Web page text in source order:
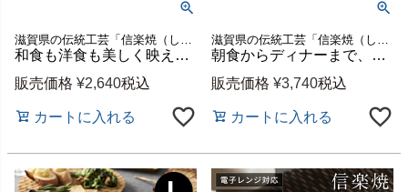
和食も洋食も美しく映える 信楽焼 割れ粉引 カレー皿[94936]
販売価格 ¥2,640税込
カートに入れる
朝食からディナーまで、一枚で食卓が整う 信楽焼 黒マット 24cm リムプレート[94927]
販売価格 ¥3,740税込
カートに入れる